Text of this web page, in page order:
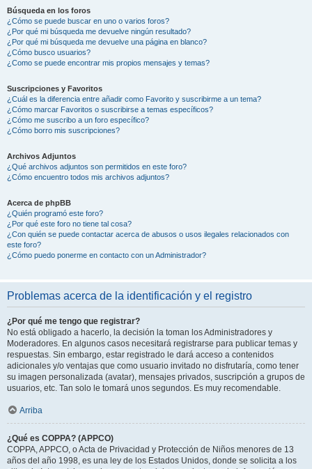
Búsqueda en los foros
¿Cómo se puede buscar en uno o varios foros?
¿Por qué mi búsqueda me devuelve ningún resultado?
¿Por qué mi búsqueda me devuelve una página en blanco?
¿Cómo busco usuarios?
¿Como se puede encontrar mis propios mensajes y temas?
Suscripciones y Favoritos
¿Cuál es la diferencia entre añadir como Favorito y suscribirme a un tema?
¿Cómo marcar Favoritos o suscribirse a temas específicos?
¿Cómo me suscribo a un foro específico?
¿Cómo borro mis suscripciones?
Archivos Adjuntos
¿Qué archivos adjuntos son permitidos en este foro?
¿Cómo encuentro todos mis archivos adjuntos?
Acerca de phpBB
¿Quién programó este foro?
¿Por qué este foro no tiene tal cosa?
¿Con quién se puede contactar acerca de abusos o usos ilegales relacionados con
este foro?
¿Cómo puedo ponerme en contacto con un Administrador?
Problemas acerca de la identificación y el registro
¿Por qué me tengo que registrar?
No está obligado a hacerlo, la decisión la toman los Administradores y
Moderadores. En algunos casos necesitará registrarse para publicar temas y
respuestas. Sin embargo, estar registrado le dará acceso a contenidos
adicionales y/o ventajas que como usuario invitado no disfrutaría, como tener
su imagen personalizada (avatar), mensajes privados, suscripción a grupos de
usuarios, etc. Tan solo le tomará unos segundos. Es muy recomendable.
Arriba
¿Qué es COPPA? (APPCO)
COPPA, APPCO, o Acta de Privacidad y Protección de Niños menores de 13
años del año 1998, es una ley de los Estados Unidos, donde se solicita a los